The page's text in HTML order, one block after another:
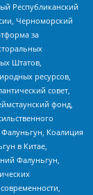
Республиканский
Черноморский
за
Штатов,
ресурсов,
совет,
фонд,
Коалиция
в Китае,
Фалуньгун,